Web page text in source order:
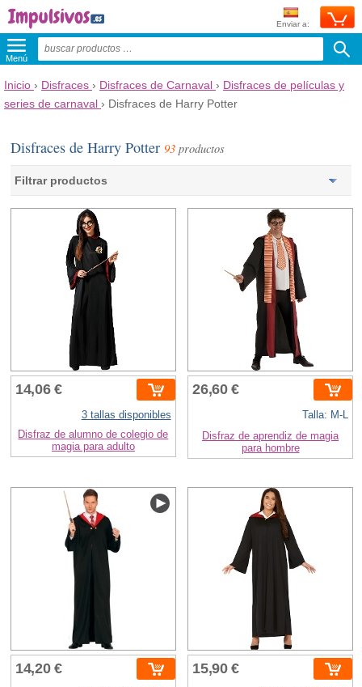
Enviar a:
Menú
Inicio › Disfraces › Disfraces de Carnaval › Disfraces de películas y
series de carnaval › Disfraces de Harry Potter
Disfraces de Harry Potter93 productos
Filtrar productos
14,06 €
3 tallas disponibles
Disfraz de alumno de colegio de
magia para adulto
26,60 €
Talla: M-L
Disfraz de aprendiz de magia
para hombre
14,20 € 15,90 €